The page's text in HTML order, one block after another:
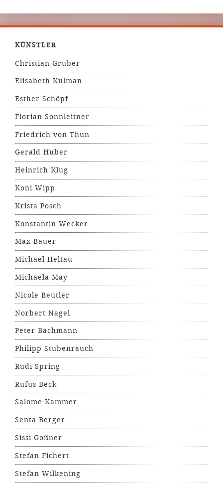
KÜNSTLER
Christian Gruber
Elisabeth Kulman
Esther Schöpf
Florian Sonnleitner
Friedrich von Thun
Gerald Huber
Heinrich Klug
Koni Wipp
Krista Posch
Konstantin Wecker
Max Bauer
Michael Heltau
Michaela May
Nicole Beutler
Norbert Nagel
Peter Bachmann
Philipp Stubenrauch
Rudi Spring
Rufus Beck
Salome Kammer
Senta Berger
Sissi Goßner
Stefan Fichert
Stefan Wilkening